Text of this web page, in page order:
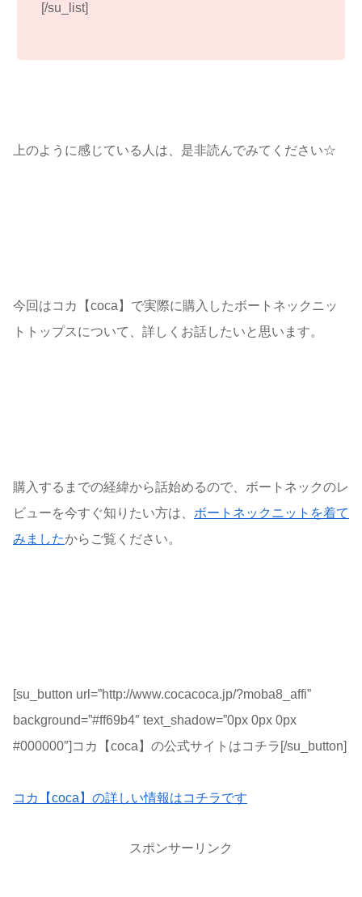
[/su_list]
上のように感じている人は、是非読んでみてください☆
今回はコカ【coca】で実際に購入したボートネックニッ
トトップスについて、詳しくお話したいと思います。
購入するまでの経緯から話始めるので、ボートネックのレ
ビューを今すぐ知りたい方は、 ボートネックニットを着て
みましたからご覧ください。
[su_button url=”http://www.cocacoca.jp/?moba8_affi”
background=”#ff69b4″ text_shadow=”0px 0px 0px
#000000″]コカ【coca】の公式サイトはコチラ[/su_button]
コカ【coca】の詳しい情報はコチラです
スポンサーリンク